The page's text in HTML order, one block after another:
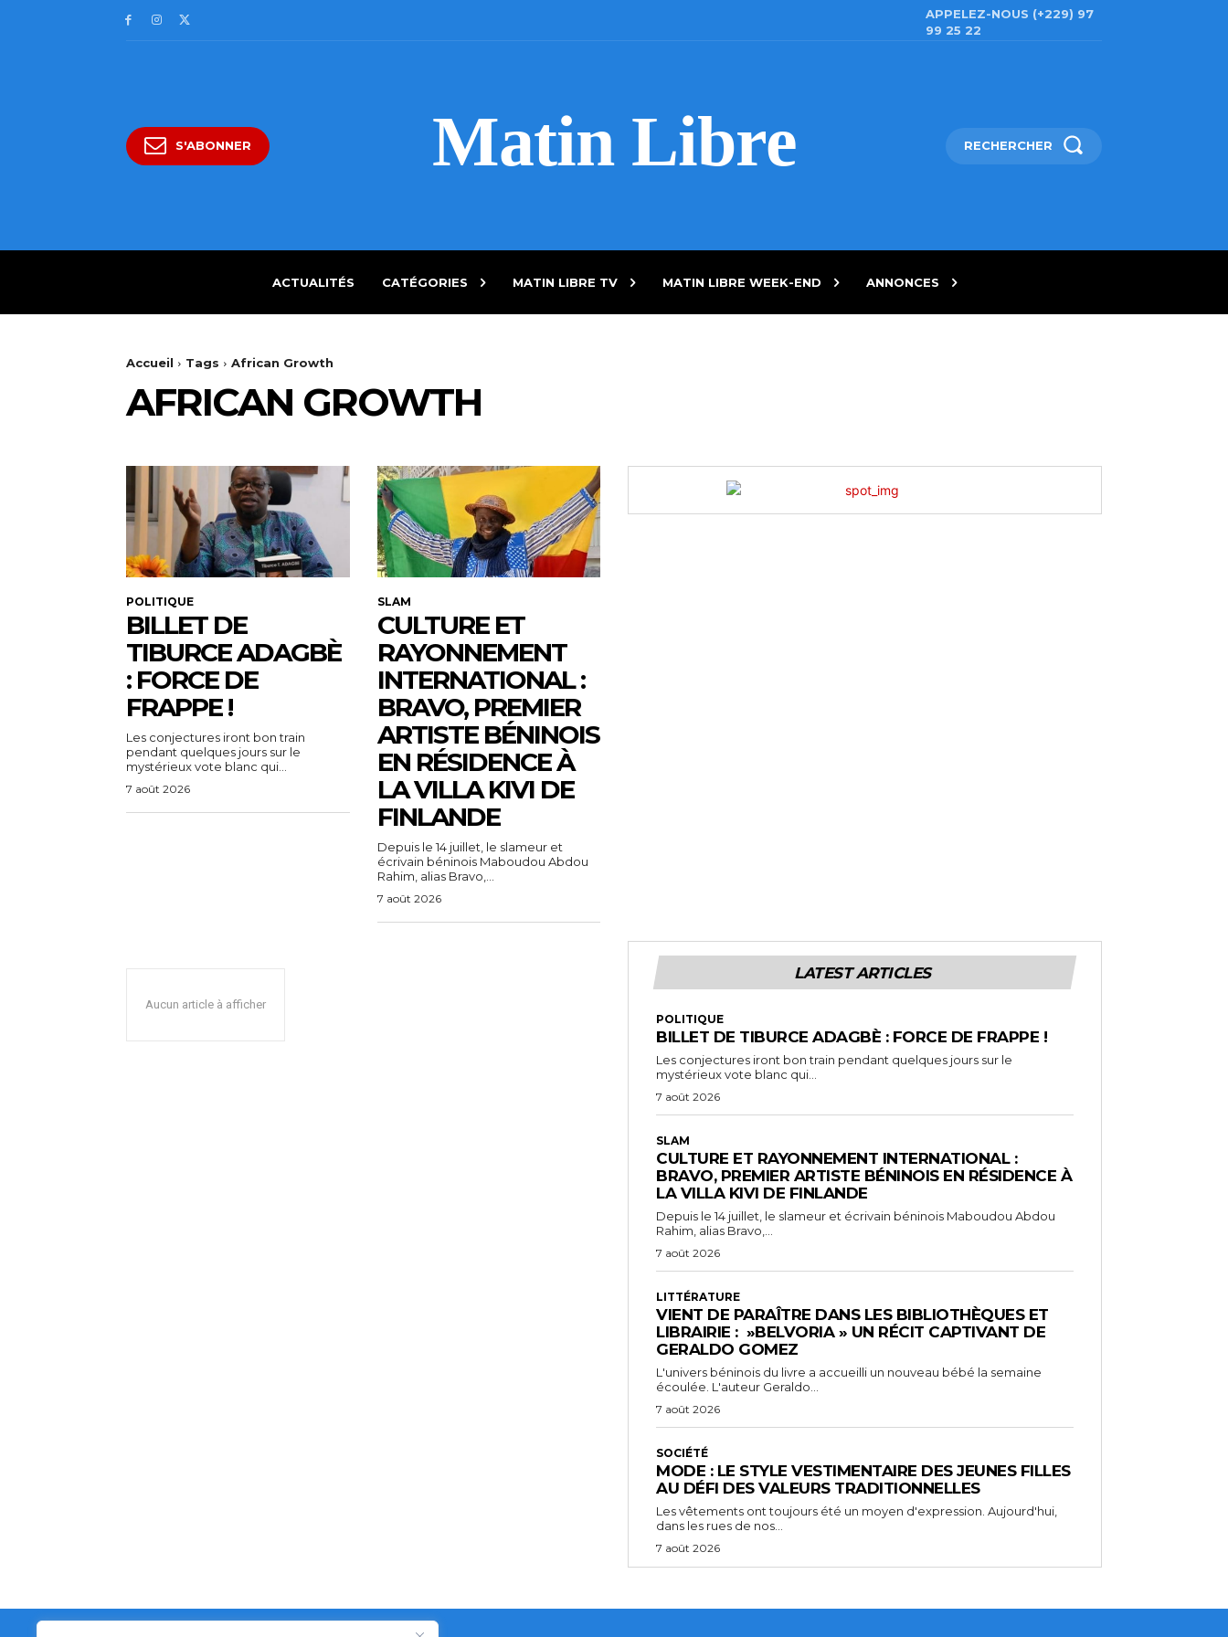
APPELEZ-NOUS (+229) 97
99 25 22
S'ABONNER Matin Libre RECHERCHER
ACTUALITÉS CATÉGORIES MATIN LIBRE TV MATIN LIBRE WEEK-END ANNONCES
Accueil Tags African Growth
AFRICAN GROWTH
POLITIQUE
BILLET DE
TIBURCE ADAGBÈ
: FORCE DE
FRAPPE !
Les conjectures iront bon train
pendant quelques jours sur le
mystérieux vote blanc qui...
7 août 2026
SLAM
CULTURE ET
RAYONNEMENT
INTERNATIONAL :
BRAVO, PREMIER
ARTISTE BÉNINOIS
EN RÉSIDENCE À
LA VILLA KIVI DE
FINLANDE
Depuis le 14 juillet, le slameur et
écrivain béninois Maboudou Abdou
Rahim, alias Bravo,...
7 août 2026
Aucun article à afficher
LATEST ARTICLES
POLITIQUE
BILLET DE TIBURCE ADAGBÈ : FORCE DE FRAPPE !
Les conjectures iront bon train pendant quelques jours sur le
mystérieux vote blanc qui...
7 août 2026
SLAM
CULTURE ET RAYONNEMENT INTERNATIONAL :
BRAVO, PREMIER ARTISTE BÉNINOIS EN RÉSIDENCE À
LA VILLA KIVI DE FINLANDE
Depuis le 14 juillet, le slameur et écrivain béninois Maboudou Abdou
Rahim, alias Bravo,...
7 août 2026
LITTÉRATURE
VIENT DE PARAÎTRE DANS LES BIBLIOTHÈQUES ET
LIBRAIRIE : »BELVORIA » UN RÉCIT CAPTIVANT DE
GERALDO GOMEZ
L'univers béninois du livre a accueilli un nouveau bébé la semaine
écoulée. L'auteur Geraldo...
7 août 2026
SOCIÉTÉ
MODE : LE STYLE VESTIMENTAIRE DES JEUNES FILLES
AU DÉFI DES VALEURS TRADITIONNELLES
Les vêtements ont toujours été un moyen d'expression. Aujourd'hui,
dans les rues de nos...
7 août 2026